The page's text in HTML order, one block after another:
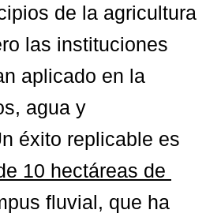
de la agricultura
las instituciones
aplicado en la
agua y
éxito replicable es
10 hectáreas de
fluvial, que ha